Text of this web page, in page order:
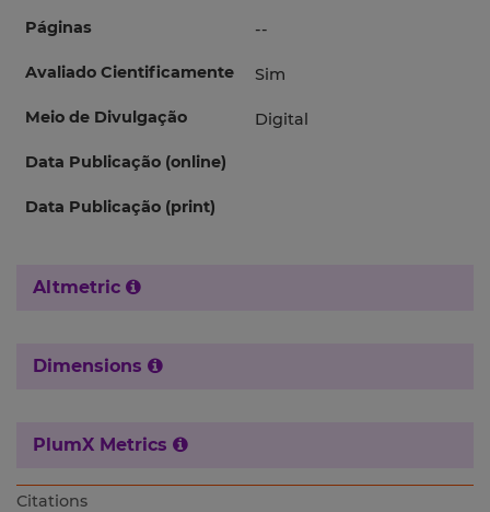
Páginas --
Avaliado Cientificamente Sim
Meio de Divulgação Digital
Data Publicação (online)
Data Publicação (print)
Altmetric
Dimensions
PlumX Metrics
Citations